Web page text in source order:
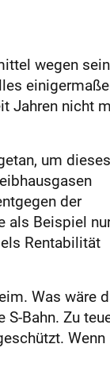
wegen
Jahren nicht
um dieses
der
als Beispiel
Rentabilität
Was wäre
Bahn. Zu
Wenn